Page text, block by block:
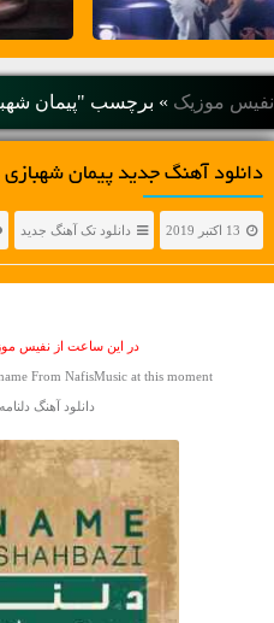
نفیس موزیک » برچسب "پیمان
دانلود آهنگ جديد پیمان شهبازی دلنامه با 2
13 اکتبر 2019 دانلود تک آهنگ جدید
در این ساعت از نفیس
From NafisMusic at this moment
دانلود آهنگ دلنامه از پیمان